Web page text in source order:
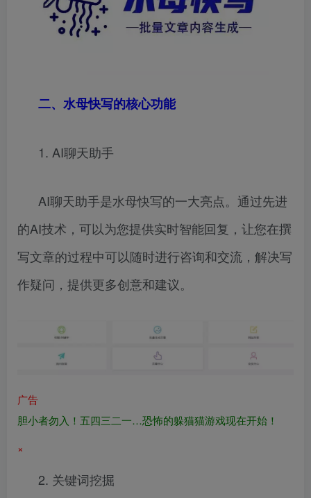
二、水母快写的核心功能
1. AI聊天助手
AI聊天助手是水母快写的一大亮点。通过先进
的AI技术，可以为您提供实时智能回复，让您在撰
写文章的过程中可以随时进行咨询和交流，解决写
作疑问，提供更多创意和建议。
广告
胆小者勿入！五四三二一…恐怖的躲猫猫游戏现在开始！
×
2. 关键词挖掘